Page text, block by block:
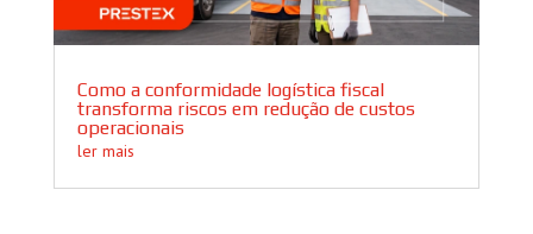
Como a conformidade logística fiscal
transforma riscos em redução de custos
operacionais
ler mais